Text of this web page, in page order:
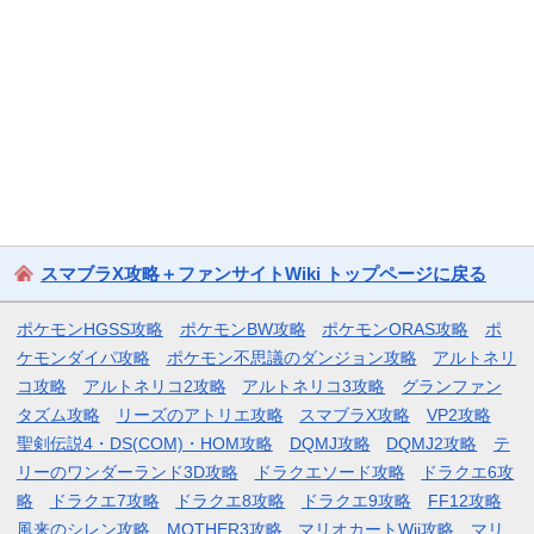
スマブラX攻略＋ファンサイトWiki トップページに戻る
ポケモンHGSS攻略 ポケモンBW攻略 ポケモンORAS攻略
ポ
ケモンダイパ攻略
ポケモン不思議のダンジョン攻略
アルトネリ
コ攻略
アルトネリコ2攻略 アルトネリコ3攻略
グランファン
タズム攻略
リーズのアトリエ攻略 スマブラX攻略
VP2攻略
聖剣伝説4・DS(COM)・HOM攻略
DQMJ攻略 DQMJ2攻略
テ
リーのワンダーランド3D攻略
ドラクエソード攻略
ドラクエ6攻
略
ドラクエ7攻略 ドラクエ8攻略 ドラクエ9攻略
FF12攻略
風来のシレン攻略
MOTHER3攻略 マリオカートWii攻略 マリ